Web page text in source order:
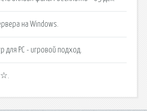
на Windows.
для PC - игровой подход.